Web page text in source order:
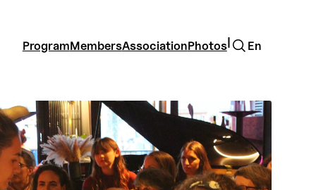
ProgramMembersAssociationPhotos
Search
En